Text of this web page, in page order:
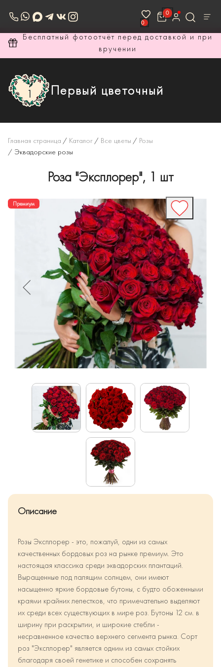
Бесплатный фотоотчёт перед доставкой и при
вручении
0
0
Первый цветочный
Главная страница / Каталог / Все цветы / Розы
/ Эквадорские розы
Роза "Эксплорер", 1 шт
Премиум
Описание
Розы Эксплорер - это, пожалуй, одни из самых
качественных бордовых роз на рынке премиум. Это
настоящая классика среди эквадорских плантаций.
Выращенные под палящим солнцем, они имеют
насыщенно яркие бордовые бутоны, с будто обоженными
краями крайних лепестков, что примечательно выделяют
их среди всех существующих в мире роз. Бутоны 12 см. в
ширину при раскрытии, и широкие стебли -
несравненное качество верхнего сегмента рынка. Сорт
роз "Эксплорер" является одним из самых стойких
благодаря своей генетике и способен сохранять